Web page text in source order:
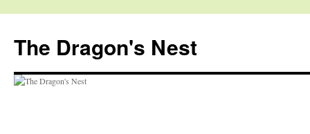
The Dragon's Nest